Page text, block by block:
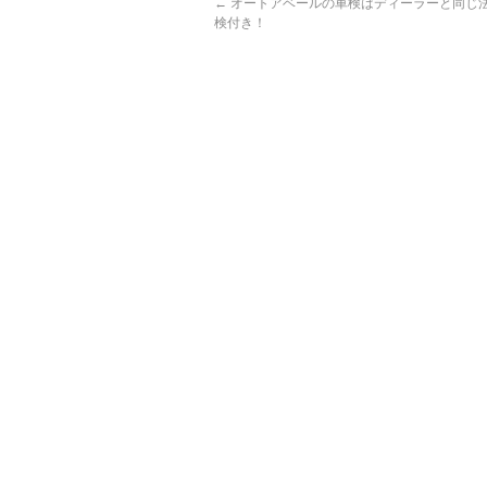
← オートアベールの車検はディーラーと同じ
検付き！